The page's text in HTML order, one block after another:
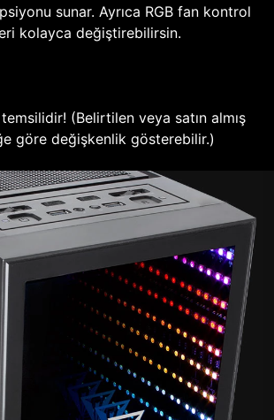
sunar. Ayrıca RGB fan kontrol
kolayca değiştirebilirsin.
(Belirtilen veya satın almış
göre değişkenlik gösterebilir.)